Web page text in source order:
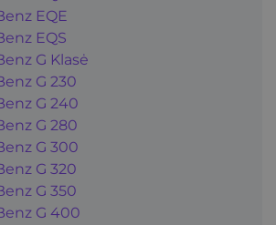
EQE
EQS
G Klasė
G 230
G 240
G 280
G 300
G 320
G 350
G 400